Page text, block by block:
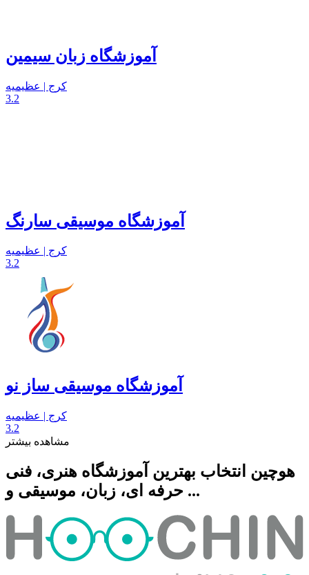
آموزشگاه زبان سیمین
کرج | عظیمیه
3.2
آموزشگاه موسیقی سارنگ
کرج | عظیمیه
3.2
آموزشگاه موسیقی ساز نو
کرج | عظیمیه
3.2
مشاهده بیشتر
هوچین انتخاب بهترین آموزشگاه هنری، فنی
حرفه ای، زبان، موسیقی و ...